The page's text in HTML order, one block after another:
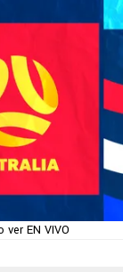
EN VIVO